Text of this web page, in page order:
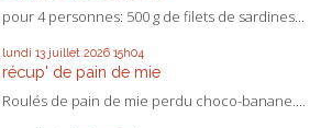
pour 4 personnes: 500 g de filets de sardines...
lundi 13 juillet 2026 15h04
récup' de pain de mie
Roulés de pain de mie perdu choco-banane....